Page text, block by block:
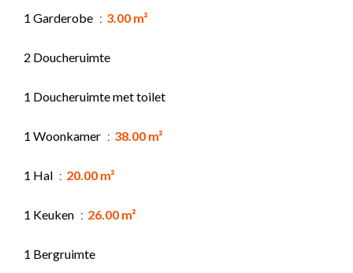
1 Garderobe 3.00 m²
2 Doucheruimte
1 Doucheruimte met toilet
1 Woonkamer 38.00 m²
1 Hal 20.00 m²
1 Keuken 26.00 m²
1 Bergruimte